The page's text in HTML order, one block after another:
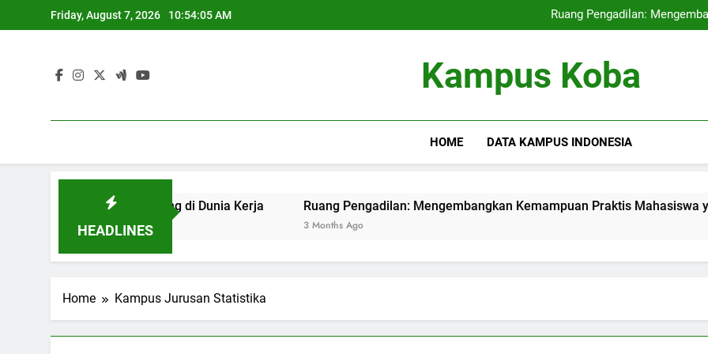
to
Friday, August 7, 2026 10:54:05 AM
Ruang Pengadilan:
Pendidikan Hybrid:
Ruang Pengadilan:
Pendidikan Hybrid:
Kampus Koba
HOME DATA KAMPUS INDONESIA
HEADLINES
yang Berdaya Saing di Dunia Kerja Ruang Pengadilan: Mengembangkan Kemampuan Praktis Mahasiswa yang
3 Months Ago
Home Kampus Jurusan Statistika